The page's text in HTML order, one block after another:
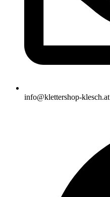
info@klettershop-klesch.at